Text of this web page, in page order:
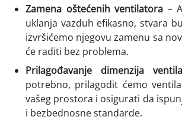
Zamena oštećenih ventilatora –
uklanja vazduh efikasno, stvara
izvršićemo njegovu zamenu sa
će raditi bez problema.
Prilagođavanje dimenzija
potrebno, prilagodit ćemo
vašeg prostora i osigurati da
i bezbednosne standarde.